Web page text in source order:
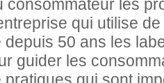
consommateur les
qui utilise
50 ans les
guider les